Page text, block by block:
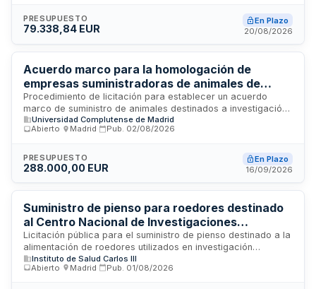
en sus establecimientos, aplicando promociones y
descuentos vigentes compatibles con la naturaleza de la
tramita mediante procedimiento abierto basado en criterios
de adjudicación múltiples.
PRESUPUESTO
79.338,84 EUR
En Plazo
20/08/2026
Acuerdo marco para la homologación de
empresas suministradoras de animales de
experimentación en la Universidad
Complutense de Madrid
Procedimiento de licitación para establecer un acuerdo
marco de suministro de animales destinados a investigación
y experimentación científica en la Universidad Complutense
de Madrid. La convocatoria busca homologar empresas
autorización, solvencia económica y técnica, así como
habilitación para la cría, suministro y transporte de animales
protección animal.
Universidad Complutense de Madrid
Abierto
Madrid Pub. 02/08/2026
PRESUPUESTO
288.000,00 EUR
En Plazo
16/09/2026
Suministro de pienso para roedores destinado
al Centro Nacional de Investigaciones
Cardiovasculares Carlos III
Licitación pública para el suministro de pienso destinado a la
alimentación de roedores utilizados en investigación
cardiovascular. El Centro Nacional de Investigaciones
Cardiovasculares Carlos III (CNIC) requiere el abastecimiento
Instituto de Salud Carlos III
Abierto
Madrid Pub. 01/08/2026